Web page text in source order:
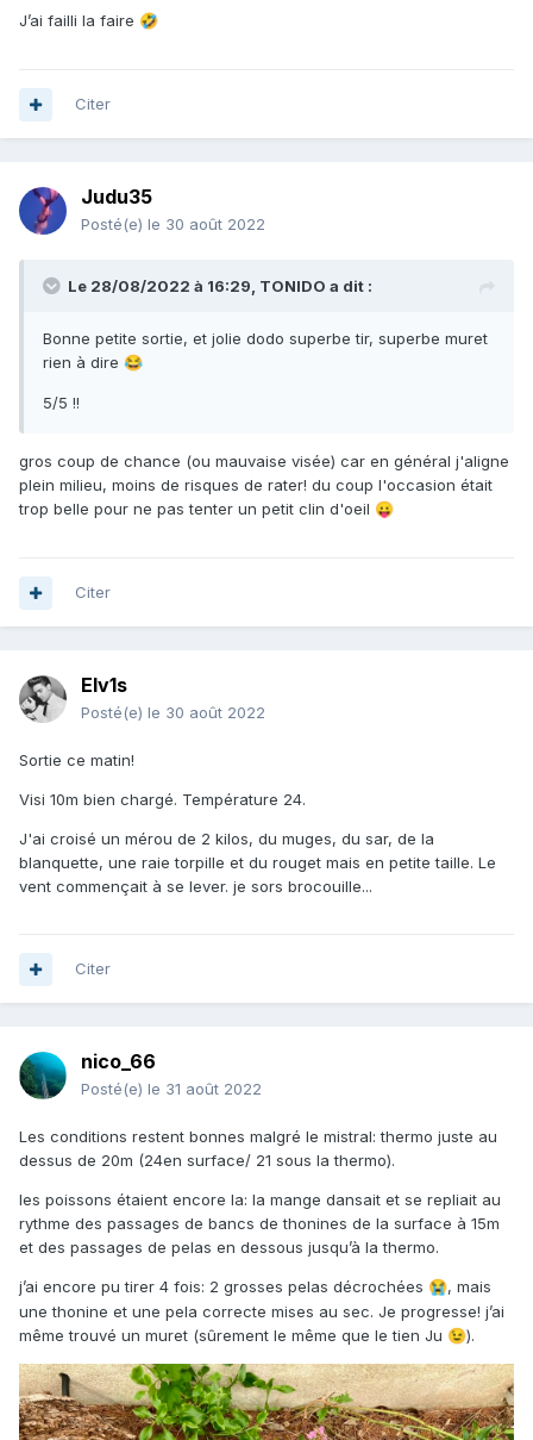
J’ai failli la faire 🤣
Citer
Judu35
Posté(e) le 30 août 2022
Le 28/08/2022 à 16:29, TONIDO a dit :
Bonne petite sortie, et jolie dodo superbe tir, superbe muret
rien à dire 😂
5/5 !!
gros coup de chance (ou mauvaise visée) car en général j'aligne
plein milieu, moins de risques de rater! du coup l'occasion était
trop belle pour ne pas tenter un petit clin d'oeil 😛
Citer
Elv1s
Posté(e) le 30 août 2022
Sortie ce matin!
Visi 10m bien chargé. Température 24.
J'ai croisé un mérou de 2 kilos, du muges, du sar, de la
blanquette, une raie torpille et du rouget mais en petite taille. Le
vent commençait à se lever. je sors brocouille...
Citer
nico_66
Posté(e) le 31 août 2022
Les conditions restent bonnes malgré le mistral: thermo juste au
dessus de 20m (24en surface/ 21 sous la thermo).
les poissons étaient encore la: la mange dansait et se repliait au
rythme des passages de bancs de thonines de la surface à 15m
et des passages de pelas en dessous jusqu’à la thermo.
j’ai encore pu tirer 4 fois: 2 grosses pelas décrochées 😭, mais
une thonine et une pela correcte mises au sec. Je progresse! j’ai
même trouvé un muret (sûrement le même que le tien Ju 😉).